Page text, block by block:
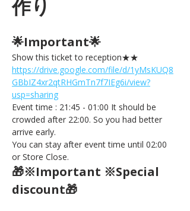
作り
🌟Important🌟
Show this ticket to reception★★
https://drive.google.com/file/d/1yMsKUQ8
GBbIZ4xr2qtRHGmTn7f7IEg6i/view?
usp=sharing
Event time : 21:45 - 01:00 It should be
crowded after 22:00. So you had better
arrive early.
You can stay after event time until 02:00
or Store Close.
🎁※Important ※Special
discount🎁